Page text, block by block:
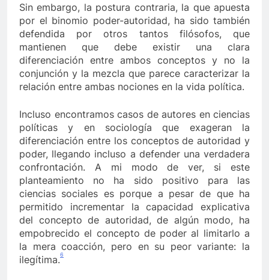
Sin embargo, la postura contraria, la que apuesta
por el binomio poder-autoridad, ha sido también
defendida por otros tantos filósofos, que
mantienen que debe existir una clara
diferenciación entre ambos conceptos y no la
conjunción y la mezcla que parece caracterizar la
relación entre ambas nociones en la vida política.
Incluso encontramos casos de autores en ciencias
políticas y en sociología que exageran la
diferenciación entre los conceptos de autoridad y
poder, llegando incluso a defender una verdadera
confrontación. A mi modo de ver, si este
planteamiento no ha sido positivo para las
ciencias sociales es porque a pesar de que ha
permitido incrementar la capacidad explicativa
del concepto de autoridad, de algún modo, ha
empobrecido el concepto de poder al limitarlo a
la mera coacción, pero en su peor variante: la
ilegítima.6